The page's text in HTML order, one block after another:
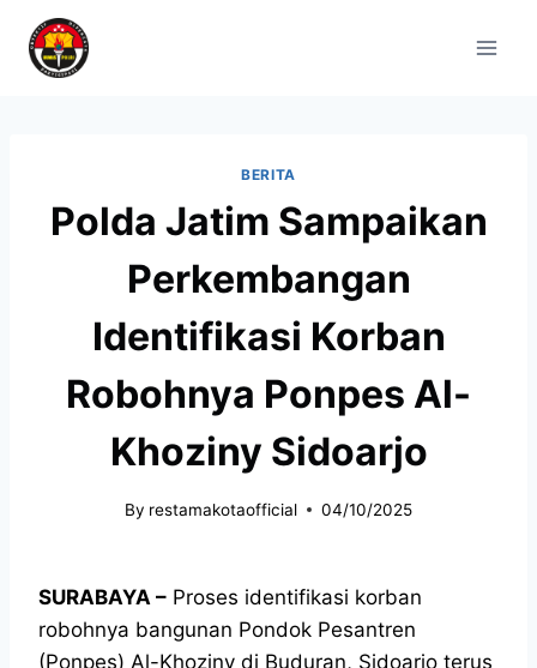
BERITA
Polda Jatim Sampaikan
Perkembangan
Identifikasi Korban
Robohnya Ponpes Al-
Khoziny Sidoarjo
By restamakotaofficial 04/10/2025
SURABAYA – Proses identifikasi korban
robohnya bangunan Pondok Pesantren
(Ponpes) Al-Khoziny di Buduran, Sidoarjo terus